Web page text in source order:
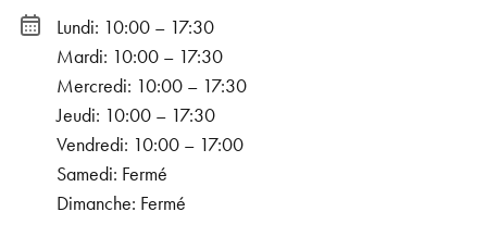
Lundi: 10:00 – 17:30
Mardi: 10:00 – 17:30
Mercredi: 10:00 – 17:30
Jeudi: 10:00 – 17:30
Vendredi: 10:00 – 17:00
Samedi: Fermé
Dimanche: Fermé